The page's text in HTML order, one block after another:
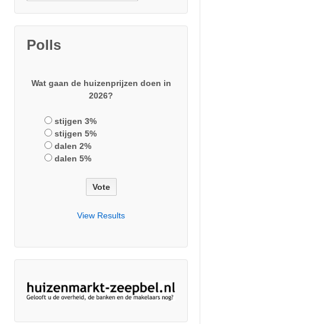
Polls
Wat gaan de huizenprijzen doen in
2026?
stijgen 3%
stijgen 5%
dalen 2%
dalen 5%
View Results